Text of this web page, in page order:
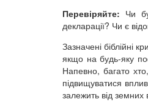
Перевіряйте: Чи
декларації? Чи є
Зазначені біблійні
якщо на будь-яку
Напевно, багато
підвищуватися
залежить від